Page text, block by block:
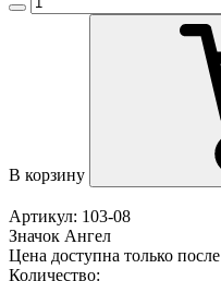
В корзину
Артикул: 103-08
Значок Ангел
Цена доступна только после
Количество: